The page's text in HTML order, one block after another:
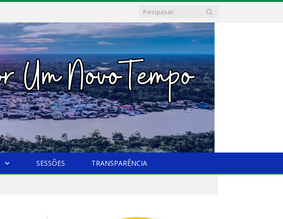
SESSÕES TRANSPARÊNCIA